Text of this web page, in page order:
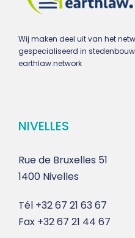
Wij maken deel uit van het
gespecialiseerd in
earthlaw.network
NIVELLES
Rue de Bruxelles 51
1400 Nivelles
Tél +32 67 21 63 67
Fax +32 67 21 44 67